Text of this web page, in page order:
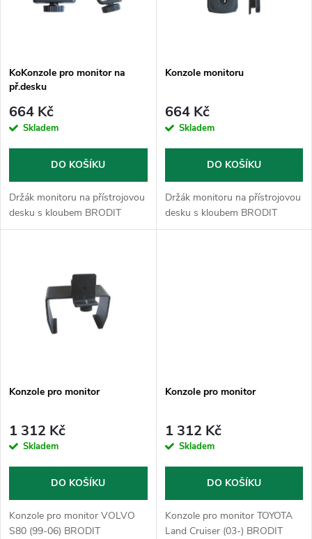
p
r
o
d
u
s
p
r
d
u
KoKonzole pro monitor na
př.desku
664 Kč
Skladem
DO KOŠÍKU
Držák monitoru na přístrojovou
desku s kloubem BRODIT
Konzole monitoru
664 Kč
Skladem
DO KOŠÍKU
Držák monitoru na přístrojovou
desku s kloubem BRODIT
Konzole pro monitor
1 312 Kč
Skladem
DO KOŠÍKU
Konzole pro monitor VOLVO
S80 (99-06) BRODIT
Konzole pro monitor
1 312 Kč
Skladem
DO KOŠÍKU
Konzole pro monitor TOYOTA
Land Cruiser (03-) BRODIT